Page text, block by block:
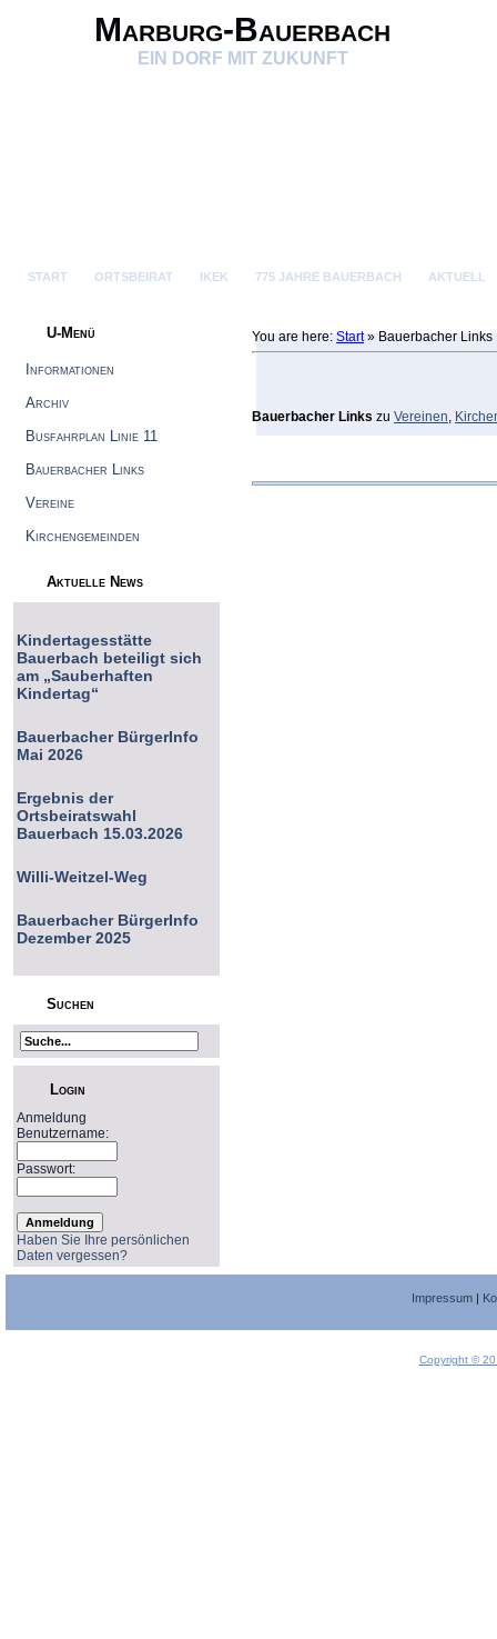
Marburg-Bauerbach
EIN DORF MIT ZUKUNFT
START ORTSBEIRAT IKEK 775 JAHRE BAUERBACH AKTUELL
U-Menü
Informationen
Archiv
Busfahrplan Linie 11
Bauerbacher Links
Vereine
Kirchengemeinden
Aktuelle News
Kindertagesstätte
Bauerbach beteiligt sich
am „Sauberhaften
Kindertag“
Bauerbacher BürgerInfo
Mai 2026
Ergebnis der
Ortsbeiratswahl
Bauerbach 15.03.2026
Willi-Weitzel-Weg
Bauerbacher BürgerInfo
Dezember 2025
Suchen
Login
Anmeldung
Benutzername:
Passwort:
Haben Sie Ihre persönlichen
Daten vergessen?
You are here: Start» Bauerbacher Links
Bauerbacher Links zu Vereinen,
Impressum|
Copyright ©